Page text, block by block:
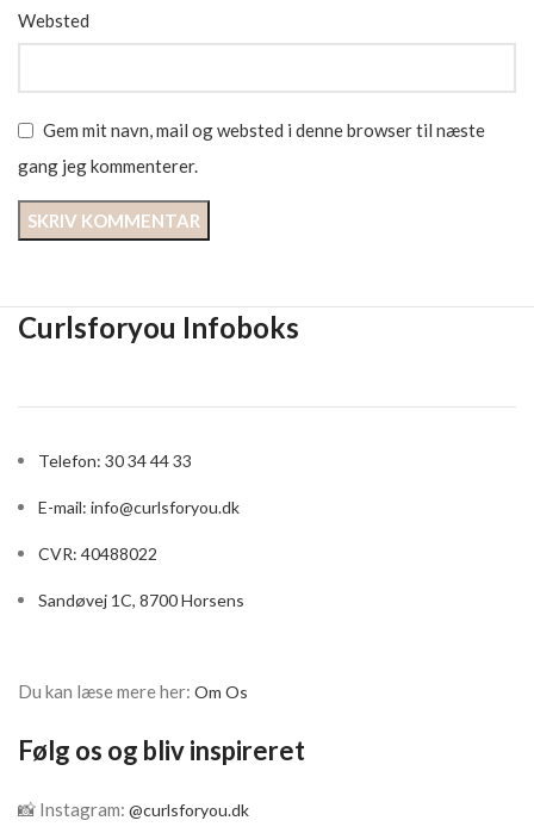
Websted
Gem mit navn, mail og websted i denne browser til næste
gang jeg kommenterer.
Curlsforyou Infoboks
Telefon: 30 34 44 33
E-mail: info@curlsforyou.dk
CVR: 40488022
Sandøvej 1C, 8700 Horsens
Du kan læse mere her: Om Os
Følg os og bliv inspireret
📸 Instagram: @curlsforyou.dk